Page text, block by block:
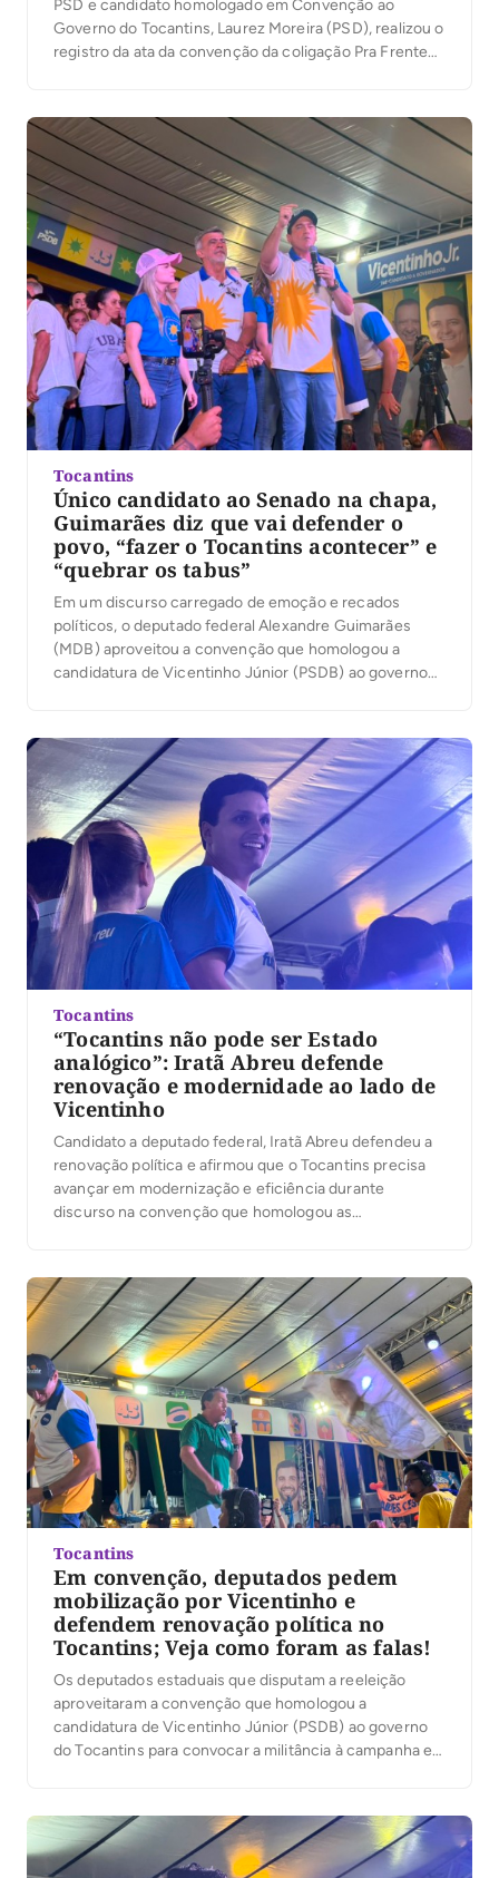
PSD e candidato homologado em Convenção ao
Governo do Tocantins, Laurez Moreira (PSD), realizou o
registro da ata da convenção da coligação Pra Frente
das candidaturas da coligação, […]
Tocantins
Único candidato ao Senado na chapa,
Guimarães diz que vai defender o
povo, “fazer o Tocantins acontecer” e
“quebrar os tabus”
Em um discurso carregado de emoção e recados
políticos, o deputado federal Alexandre Guimarães
(MDB) aproveitou a convenção que homologou a
candidatura de Vicentinho Júnior (PSDB) ao governo
ampliação das políticas de habitação e o fortalecimento
do desenvolvimento econômico do Tocantins. […]
Tocantins
“Tocantins não pode ser Estado
analógico”: Iratã Abreu defende
renovação e modernidade ao lado de
Vicentinho
Candidato a deputado federal, Iratã Abreu defendeu a
renovação política e afirmou que o Tocantins precisa
avançar em modernização e eficiência durante
discurso na convenção que homologou as
Alexandre Guimarães ao Senado, na noite desta
quarta-feira, 5, em Palmas. Ao […]
Tocantins
Em convenção, deputados pedem
mobilização por Vicentinho e
defendem renovação política no
Tocantins; Veja como foram as falas!
Os deputados estaduais que disputam a reeleição
aproveitaram a convenção que homologou a
candidatura de Vicentinho Júnior (PSDB) ao governo
do Tocantins para convocar a militância à campanha e
ao Senado, ambos do MDB. Em comum, os discursos
falaram em mudança […]